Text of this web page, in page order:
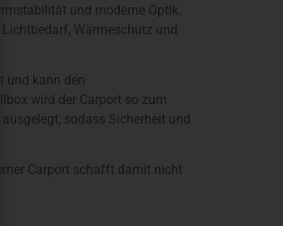
und moderne Optik.
Wärmeschutz und
und kann den
wird der Carport so zum
sodass Sicherheit und
Carport schafft damit nicht